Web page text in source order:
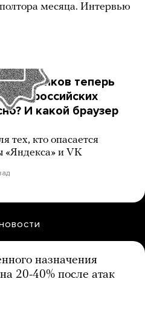
месяца. Интервью
банков теперь
в российских
И какой браузер
тех, кто опасается
«Яндекса» и VK
назначения
20-40% после атак